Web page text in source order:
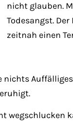
nicht glauben.
Todesangst.
zeitnah einen
wegschlucken